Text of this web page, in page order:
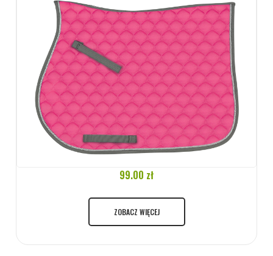
99.00 zł
ZOBACZ WIĘCEJ